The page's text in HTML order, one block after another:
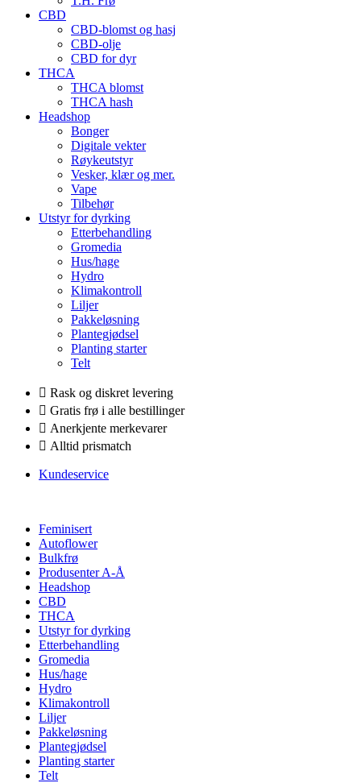
CBD
CBD-blomst og hasj
CBD-olje
CBD for dyr
THCA
THCA blomst
THCA hash
Headshop
Bonger
Digitale vekter
Røykeutstyr
Vesker, klær og mer.
Vape
Tilbehør
Utstyr for dyrking
Etterbehandling
Gromedia
Hus/hage
Hydro
Klimakontroll
Liljer
Pakkeløsning
Plantegjødsel
Planting starter
Telt
Rask og diskret levering
Gratis frø i alle bestillinger
Anerkjente merkevarer
Alltid prismatch
Kundeservice
Feminisert
Autoflower
Bulkfrø
Produsenter A-Å
Headshop
CBD
THCA
Utstyr for dyrking
Etterbehandling
Gromedia
Hus/hage
Hydro
Klimakontroll
Liljer
Pakkeløsning
Plantegjødsel
Planting starter
Telt